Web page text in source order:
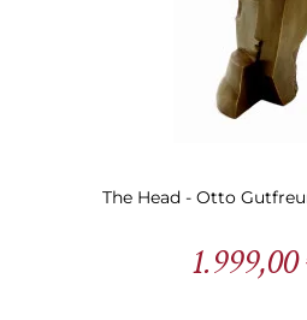
The Head - Otto